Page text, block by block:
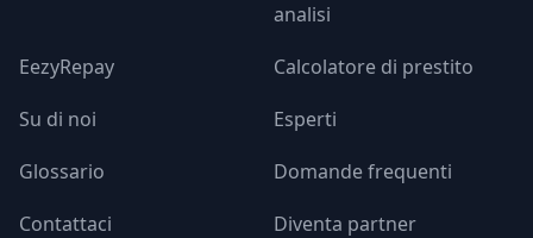
analisi
EezyRepay
Calcolatore di prestito
Su di noi
Esperti
Glossario
Domande frequenti
Contattaci
Diventa partner